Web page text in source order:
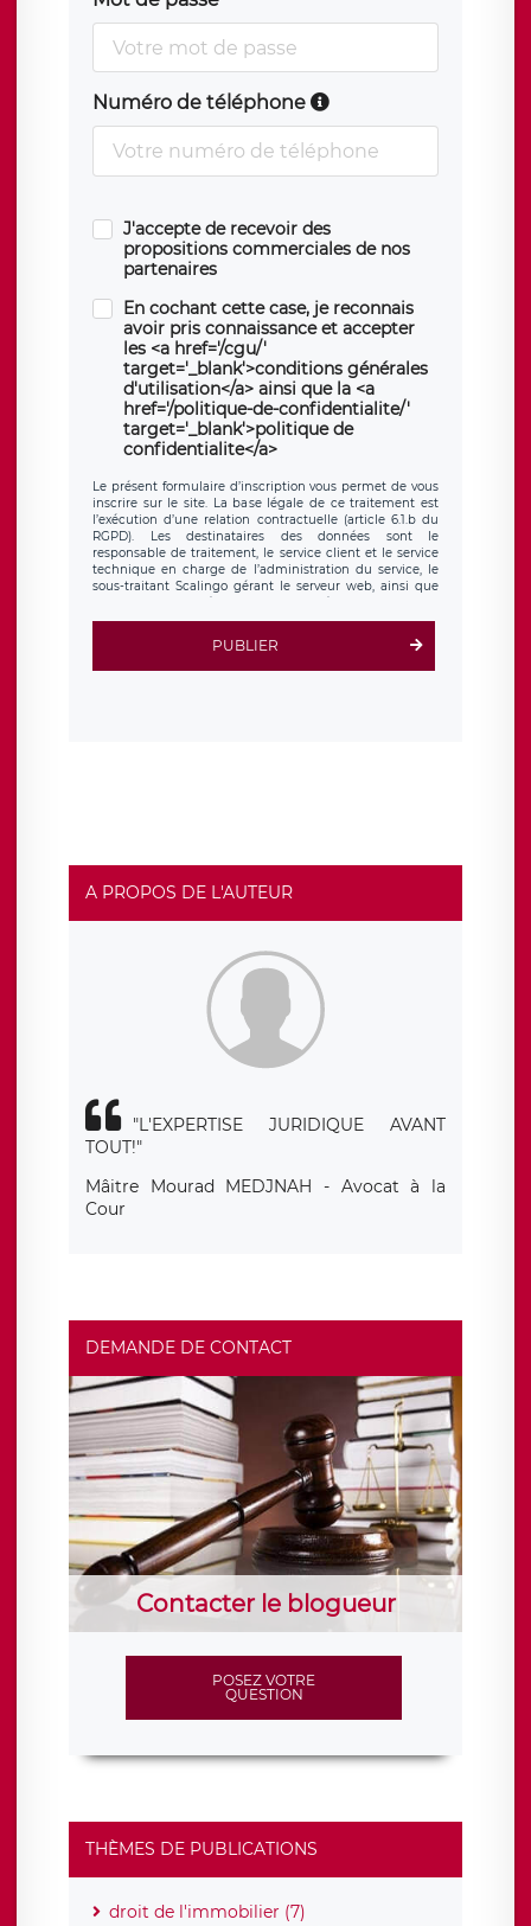
Numéro de téléphone
J'accepte de recevoir des
propositions commerciales de nos
partenaires
En cochant cette case, je reconnais
avoir pris connaissance et accepter
les <a href='/cgu/'
target='_blank'>conditions générales
d'utilisation</a> ainsi que la <a
href='/politique-de-confidentialite/'
target='_blank'>politique de
confidentialite</a>
Le présent formulaire d’inscription vous permet de vous
inscrire sur le site. La base légale de ce traitement est
l’exécution d’une relation contractuelle (article 6.1.b du
RGPD). Les destinataires des données sont le
responsable de traitement, le service client et le service
technique en charge de l’administration du service, le
sous-traitant Scalingo gérant le serveur web, ainsi que
toute personne légalement autorisée. Le formulaire
d’inscription est hébergé sur un serveur hébergé par
clauses de
protection conformes au RGPD
. Les données collectées
sont conservées jusqu’à ce que l’Internaute en sollicite la
rue Léopold Sédar Senghor, joignable à l’adresse mail :
responsabledetraitement@legavox.fr. Vous avez
également le droit d’introduire une réclamation auprès
d’une autorité de contrôle.
PUBLIER
A PROPOS DE L'AUTEUR
"L'EXPERTISE JURIDIQUE AVANT
TOUT!"
Mâitre Mourad MEDJNAH - Avocat à la
Cour
DEMANDE DE CONTACT
Contacter le blogueur
POSEZ VOTRE
QUESTION
THÈMES DE PUBLICATIONS
droit de l'immobilier (7)